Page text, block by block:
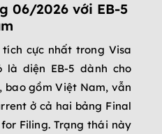
06/2026 với EB-5
cực nhất trong Visa
là diện EB-5 dành cho
bao gồm Việt Nam, vẫn
ở cả hai bảng Final
Filing. Trạng thái này